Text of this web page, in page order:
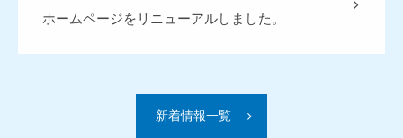
ホームページをリニューアルしました。
新着情報一覧